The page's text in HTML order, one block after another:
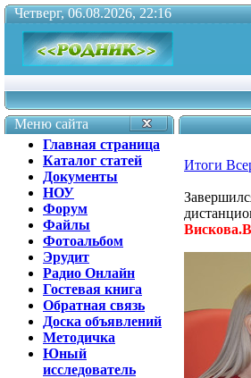
Четверг, 06.08.2026, 22:16
Меню сайта
Главная страница
Каталог статей
Документы
НОУ
Форум
Файлы
Фотоальбом
Эрудит
Радио Онлайн
Гостевая книга
Обратная связь
Доска объявлений
Методичка
Юный
исследователь
Итоги